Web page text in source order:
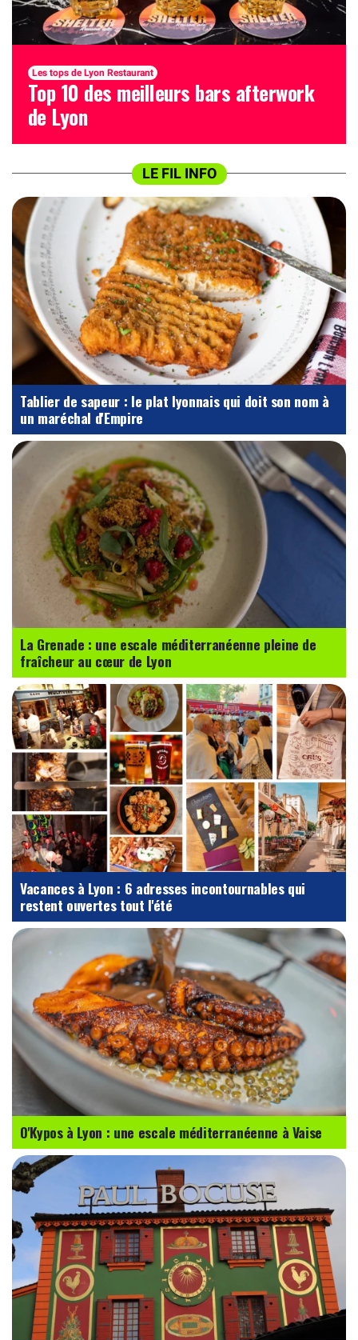
Les tops de Lyon Restaurant
Top 10 des meilleurs bars afterwork
de Lyon
LE FIL INFO
Tablier de sapeur : le plat lyonnais qui doit son nom à
un maréchal d'Empire
La Grenade : une escale méditerranéenne pleine de
fraîcheur au cœur de Lyon
Vacances à Lyon : 6 adresses incontournables qui
restent ouvertes tout l'été
O'Kypos à Lyon : une escale méditerranéenne à Vaise